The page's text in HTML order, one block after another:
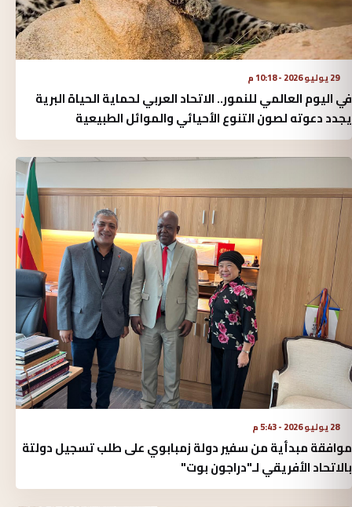
29 يوليو 2026 - 10:18 م
في اليوم العالمي للنمور.. الاتحاد العربي لحماية الحياة البرية
يجدد دعوته لصون التنوع الأحيائي والموائل الطبيعية
28 يوليو 2026 - 5:43 م
موافقة مبدأية من سفير دولة زمبابوي على طلب تسجيل دولتة
بالاتحاد الأفريقي لـ"دراجون بوت"